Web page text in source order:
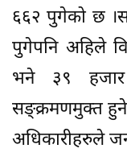
६६२ पुगेको छ
पुगेपनि अहिले
भने ३९
सङ्क्रमणमुक्त
अधिकारीहरुले